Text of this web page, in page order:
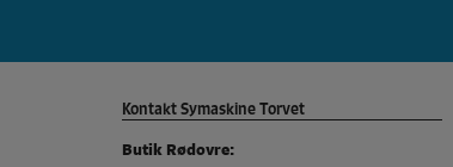
Kontakt Symaskine Torvet
Butik Rødovre: